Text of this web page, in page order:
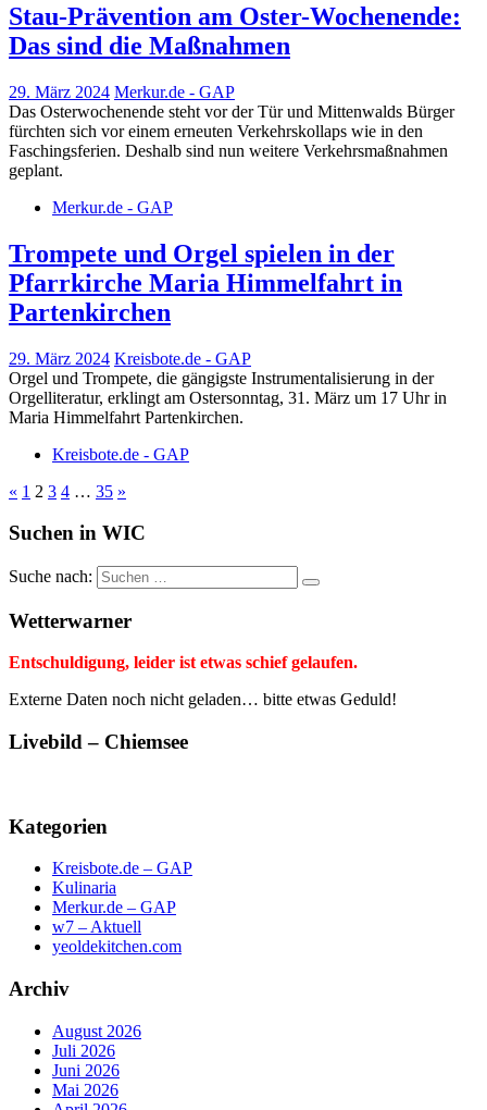
Stau-Prävention am Oster-Wochenende:
Das sind die Maßnahmen
29. März 2024 Merkur.de - GAP
Das Osterwochenende steht vor der Tür und Mittenwalds Bürger
fürchten sich vor einem erneuten Verkehrskollaps wie in den
Faschingsferien. Deshalb sind nun weitere Verkehrsmaßnahmen
geplant.
Merkur.de - GAP
Trompete und Orgel spielen in der
Pfarrkirche Maria Himmelfahrt in
Partenkirchen
29. März 2024 Kreisbote.de - GAP
Orgel und Trompete, die gängigste Instrumentalisierung in der
Orgelliteratur, erklingt am Ostersonntag, 31. März um 17 Uhr in
Maria Himmelfahrt Partenkirchen.
Kreisbote.de - GAP
« 1 2 3 4 … 35 »
Suchen in WIC
Suche nach:
Wetterwarner
Entschuldigung, leider ist etwas schief gelaufen.
Externe Daten noch nicht geladen… bitte etwas Geduld!
Livebild – Chiemsee
Kategorien
Kreisbote.de – GAP
Kulinaria
Merkur.de – GAP
w7 – Aktuell
yeoldekitchen.com
Archiv
August 2026
Juli 2026
Juni 2026
Mai 2026